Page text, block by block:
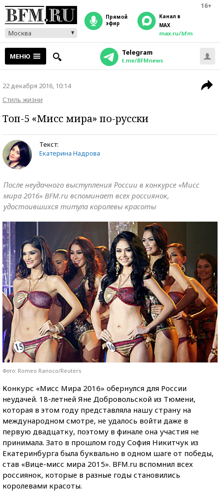
16+
Москва
прямой
эфир
Канал в
MAX
max.ru/bfm
МЕНЮ Telegram
t.me/BFMnews
22 декабря 2016, 10:14
Стиль жизни
Топ-5 «Мисс мира» по-русски
Текст:
Екатерина Надрова
После неудачного выступления России в конкурсе «Мисс
мира 2016» BFM.ru вспоминает всех россиянок,
удостоившихся титула королевы красоты
Фото: Romeo Ranoco/Reuters
Конкурс «Мисс Мира 2016» обернулся для России
неудачей. 18-летней Яне Добровольской из Тюмени,
которая в этом году представляла нашу страну на
международном смотре, не удалось войти даже в
первую двадцатку, поэтому в финале она участия не
принимала. Зато в прошлом году София Никитчук из
Екатеринбурга была буквально в одном шаге от победы,
став «Вице-мисс мира 2015». BFM.ru вспомнил всех
россиянок, которые в разные годы становились
королевами красоты.